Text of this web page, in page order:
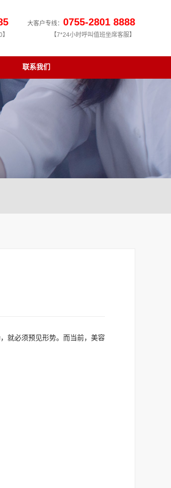
大客户专线： 0755-2801 8888
【7*24小时呼叫值班坐席客服】
联系我们
就必须预见形势。而当前，美容